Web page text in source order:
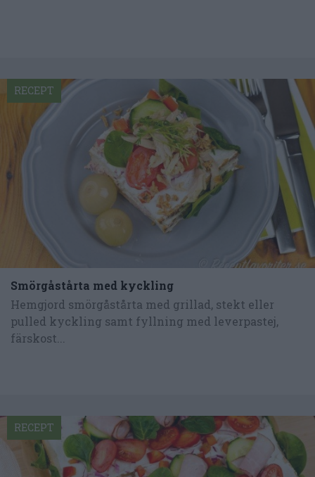
Smörgåstårta med kyckling
Hemgjord smörgåstårta med grillad, stekt eller
pulled kyckling samt fyllning med leverpastej,
färskost...
RECEPT
RECEPT